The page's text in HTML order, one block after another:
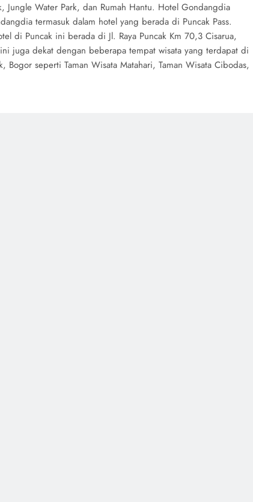
Jungle Water Park, dan Rumah Hantu. Hotel Gondangdia
termasuk dalam hotel yang berada di Puncak Pass.
di Puncak ini berada di Jl. Raya Puncak Km 70,3 Cisarua,
juga dekat dengan beberapa tempat wisata yang terdapat di
Bogor seperti Taman Wisata Matahari, Taman Wisata Cibodas,